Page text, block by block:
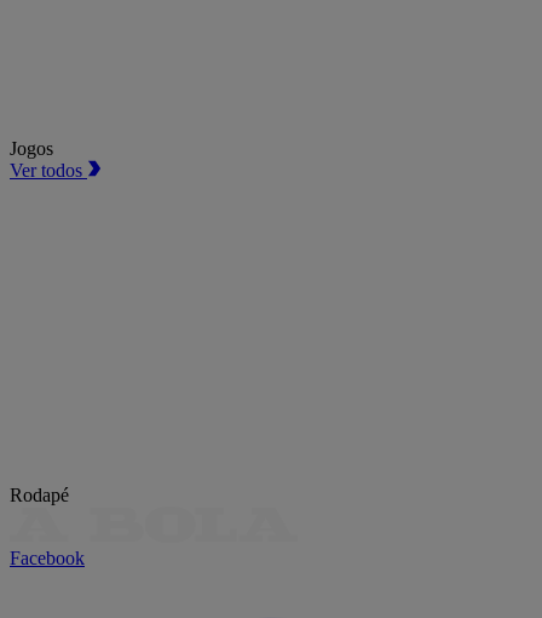
Jogos
Ver todos
Rodapé
Facebook